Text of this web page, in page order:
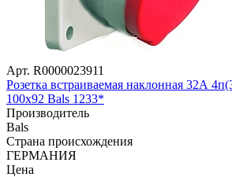
Арт. R0000023911
Розетка встраиваемая наклонная 32А
100х92 Bals 1233*
Производитель
Bals
Страна происхождения
ГЕРМАНИЯ
Цена